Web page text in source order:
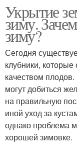
Укрытие
зиму.
зиму?
Сегодня
клубники,
качеством
могут добиться
на правильную
иной уход за
однако проблема
хорошей зимовке.